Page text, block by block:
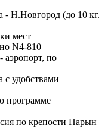
- Н.Новгород (до 10 кг.
мест
N4-810
аэропорт, по
удобствами
программе
по крепости Нарын